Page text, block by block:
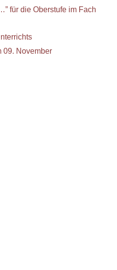
für die Oberstufe im Fach
09. November